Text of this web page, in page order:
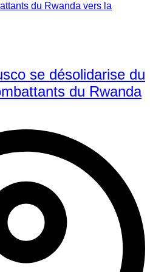
se désolidarise du
du Rwanda